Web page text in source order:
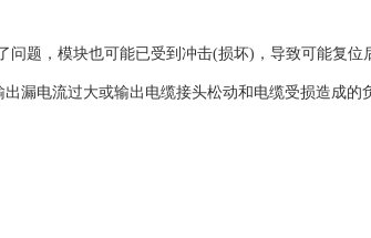
题，模块也可能已受到冲击(损坏)，导致可能复位
漏电流过大或输出电缆接头松动和电缆受损造成的